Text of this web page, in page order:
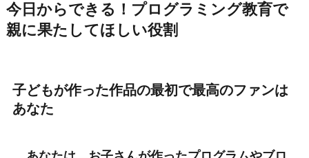
今日からできる！プログラミング教育で
親に果たしてほしい役割
子どもが作った作品の最初で最高のファンは
あなた